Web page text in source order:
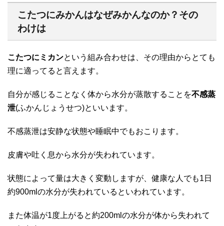
こたつにみかんはなぜみかんなのか？その
わけは
こたつにミカンという組み合わせは、その理由からとても
理に適ってると言えます。
自分が感じることなく体から水分が蒸散することを不感蒸
泄(ふかんじょうせつ)といいます。
不感蒸泄は安静な状態や睡眠中でもおこります。
皮膚や吐く息から水分が失われています。
状態によって量は大きく変動しますが、健康な人でも1日
約900mlの水分が失われているといわれています。
また体温が1度上がると約200mlの水分が体から失われて